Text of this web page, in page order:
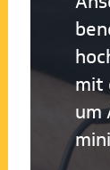
mit
um